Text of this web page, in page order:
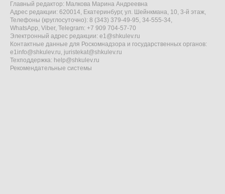
Главный редактор: Малкова Марина Андреевна
Адрес редакции: 620014, Екатеринбург, ул. Шейнкмана, 10, 3-й этаж,
Телефоны (круглосуточно): 8 (343) 379-49-95, 34-555-34,
WhatsApp, Viber, Telegram: +7 909 704-57-70
Электронный адрес редакции: e1@shkulev.ru
Контактные данные для Роскомнадзора и государственных органов:
e1info@shkulev.ru, juristekat@shkulev.ru
Техподдержка: help@shkulev.ru
Рекомендательные системы